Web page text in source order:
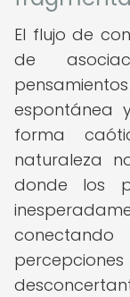
El flujo de
de
espontánea
forma
naturaleza
donde los